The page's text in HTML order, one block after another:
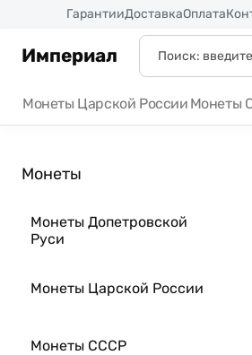
ГарантииДоставкаОплата
Империал
Монеты Царской России Монеты
Монеты
Монеты Допетровской
Руси
Монеты Царской России
Монеты СССР